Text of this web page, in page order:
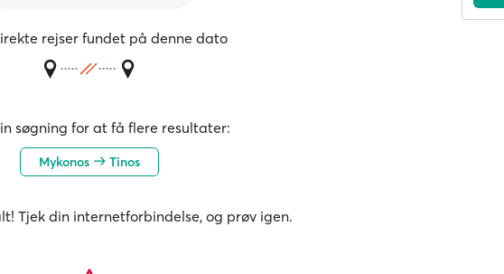
rejser fundet på denne dato
søgning for at få flere resultater:
Mykonos Tinos
Tjek din internetforbindelse, og prøv igen.